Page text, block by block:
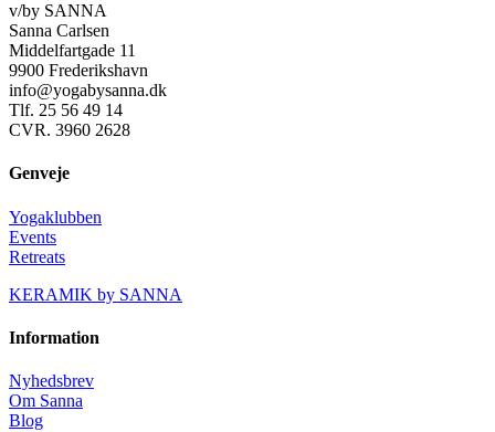
v/by SANNA
Sanna Carlsen
Middelfartgade 11
9900 Frederikshavn
info@yogabysanna.dk
Tlf. 25 56 49 14
CVR. 3960 2628
Genveje
Yogaklubben
Events
Retreats
KERAMIK by SANNA
Information
Nyhedsbrev
Om Sanna
Blog